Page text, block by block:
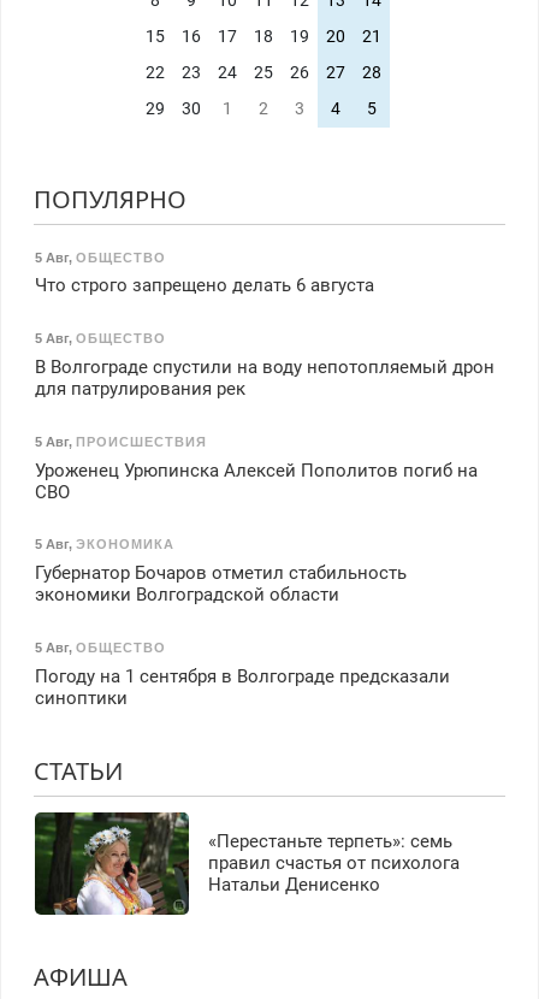
15
16 17 18 19 20
21
22
23 24 25 26 27
28
29
30 1 2 3 4 5
ПОПУЛЯРНО
5 Авг, ОБЩЕСТВО
Что строго запрещено делать 6 августа
5 Авг, ОБЩЕСТВО
В Волгограде спустили на воду непотопляемый дрон
для патрулирования рек
5 Авг, ПРОИСШЕСТВИЯ
Уроженец Урюпинска Алексей Пополитов погиб на
СВО
5 Авг, ЭКОНОМИКА
Губернатор Бочаров отметил стабильность
экономики Волгоградской области
5 Авг, ОБЩЕСТВО
Погоду на 1 сентября в Волгограде предсказали
синоптики
СТАТЬИ
«Перестаньте терпеть»: семь
правил счастья от психолога
Натальи Денисенко
АФИША